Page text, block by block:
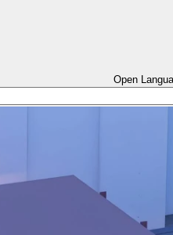
Open